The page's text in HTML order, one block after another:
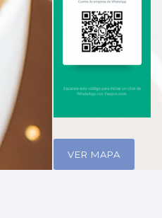
VER MAPA